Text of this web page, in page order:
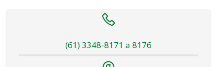
(61) 3348-8171 a 8176